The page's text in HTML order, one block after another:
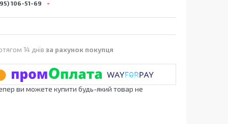
106-51-69
14 днів за рахунок покупця
ви можете купити будь-який товар не